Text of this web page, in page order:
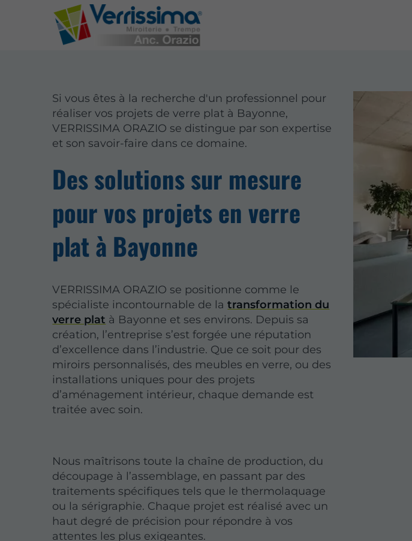
Si vous êtes à la recherche d'un professionnel pour
réaliser vos projets de verre plat à Bayonne,
VERRISSIMA ORAZIO se distingue par son expertise
et son savoir-faire dans ce domaine.
Des solutions sur mesure
pour vos projets en verre
plat à Bayonne
VERRISSIMA ORAZIO se positionne comme le
spécialiste incontournable de latransformation du
verre plat à Bayonne et ses environs. Depuis sa
création, l’entreprise s’est forgée une réputation
d’excellence dans l’industrie. Que ce soit pour des
miroirs personnalisés, des meubles en verre, ou des
installations uniques pour des projets
d’aménagement intérieur, chaque demande est
traitée avec soin.
Nous maîtrisons toute la chaîne de production, du
découpage à l’assemblage, en passant par des
traitements spécifiques tels que le thermolaquage
ou la sérigraphie. Chaque projet est réalisé avec un
haut degré de précision pour répondre à vos
attentes les plus exigeantes.